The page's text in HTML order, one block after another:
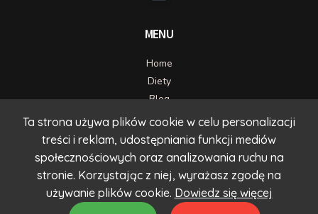
MENU
Home
Diety
Blog
Kontakt
DANE KONTAKTOWE
kontakt@timcatering.com
71 725 70 80
Ta strona używa plików cookie w celu personalizacji
treści i reklam, udostępniania funkcji mediów
społecznościowych oraz analizowania ruchu na
stronie. Korzystając z niej, wyrażasz zgodę na
używanie plików cookie. Dowiedz się więcej